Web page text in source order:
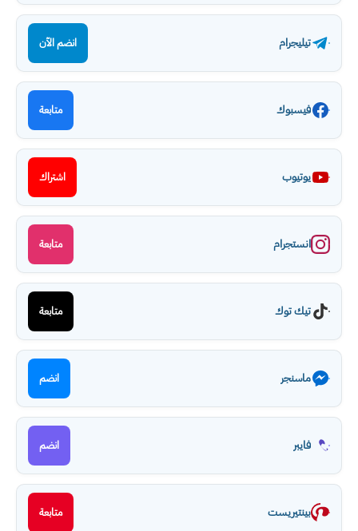
تيليجرام انضم الآن
فيسبوك متابعة
يوتيوب اشتراك
انستجرام متابعة
تيك توك متابعة
ماسنجر انضم
فايبر انضم
بينتيريست متابعة